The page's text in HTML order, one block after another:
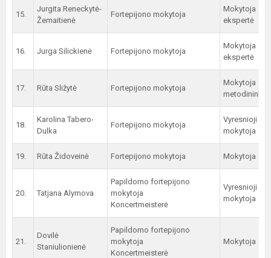
15.
Jurgita Reneckytė-
Žemaitienė
Fortepijono mokytoja
Mokytoja
ekspertė
16. Jurga Silickienė Fortepijono mokytoja
Mokytoja
ekspertė
17. Rūta Sližytė Fortepijono mokytoja
Mokytoja
metodininkė
18.
Karolina Tabero-
Dulka
Fortepijono mokytoja
Vyresnioji
mokytoja
19. Rūta Židoveinė Fortepijono mokytoja Mokytoja
20. Tatjana Alymova
Papildomo fortepijono
mokytoja
Koncertmeisterė
Vyresnioji
mokytoja
21.
Dovilė
Staniulionienė
Papildomo fortepijono
mokytoja
Koncertmeisterė
Mokytoja